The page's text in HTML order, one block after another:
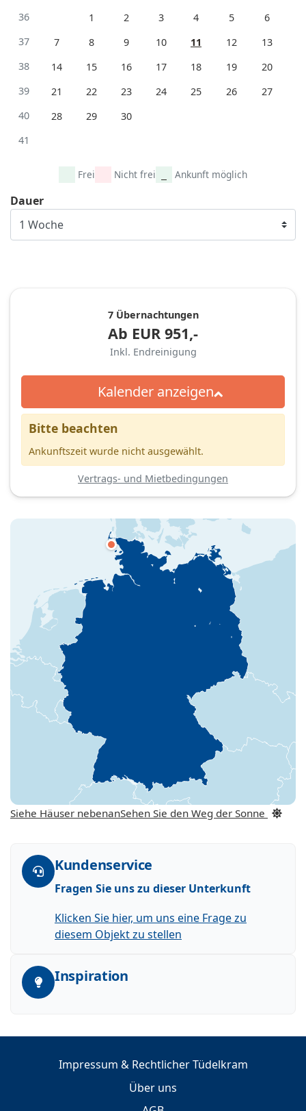
36
1 2 3 4 5
6
37
7 8 9 10 11 12
13
38
14 15 16 17 18 19
20
39
21 22 23 24 25 26
27
40
28 29
30
41
Frei Nicht frei Ankunft möglich
Dauer
7 Übernachtungen
Ab EUR 951,-
Inkl. Endreinigung
Kalender anzeigen
Bitte beachten
Ankunftszeit wurde nicht ausgewählt.
Vertrags- und Mietbedingungen
Siehe Häuser nebenanSehen Sie den Weg der Sonne
Kundenservice
Fragen Sie uns zu dieser Unterkunft
Klicken Sie hier, um uns eine Frage zu
diesem Objekt zu stellen
Inspiration
Impressum & Rechtlicher Tüdelkram
Über uns